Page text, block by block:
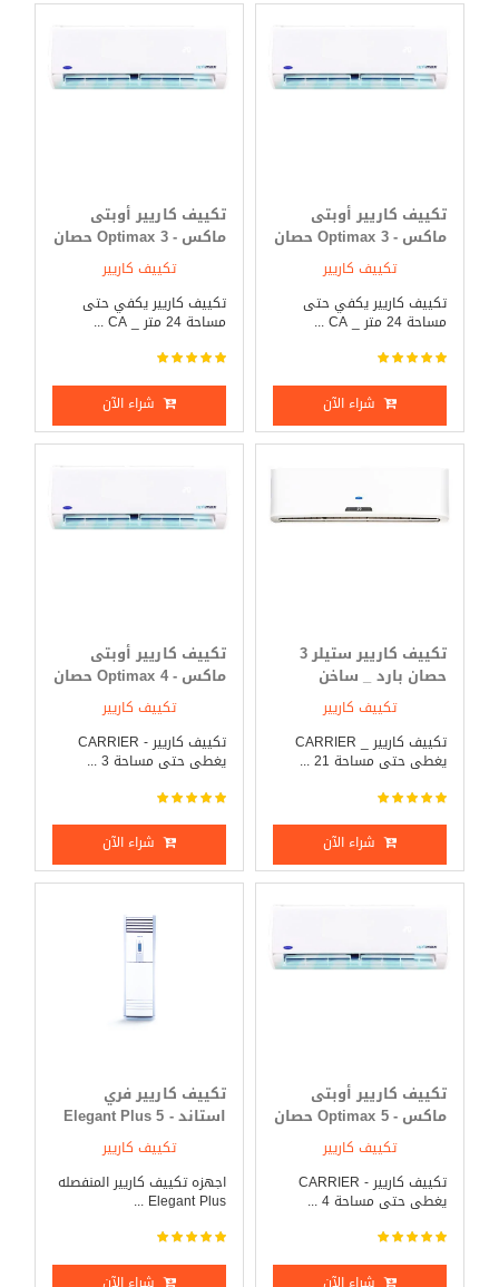
تكييف كاريير أوبتى
ماكس - Optimax 3 حصان
بارد فقطتكييف كاريير
تكييف كاريير يكفي حتى
مساحة 24 متر _ CA ...
شراء الآن
تكييف كاريير أوبتى
ماكس - Optimax 3 حصان
بارد _ ساخنتكييف كاريير
تكييف كاريير يكفي حتى
مساحة 24 متر _ CA ...
شراء الآن
تكييف كاريير ستيلر 3
حصان بارد _ ساخن
تكييف كاريير
تكييف كاريير _ CARRIER
يغطى حتى مساحة 21 ...
شراء الآن
تكييف كاريير أوبتى
ماكس - Optimax 4 حصان
بارد _ ساخنتكييف كاريير
تكييف كاريير - CARRIER
يغطى حتى مساحة 3 ...
شراء الآن
تكييف كاريير أوبتى
ماكس - Optimax 5 حصان
بارد _ ساخنتكييف كاريير
تكييف كاريير - CARRIER
يغطى حتى مساحة 4 ...
تكييف كاريير فري
استاند - Elegant Plus 5
حصان بارد _ ساخن
تكييف كاريير
اجهزه تكييف كاريير المنفصله
Elegant Plus ...